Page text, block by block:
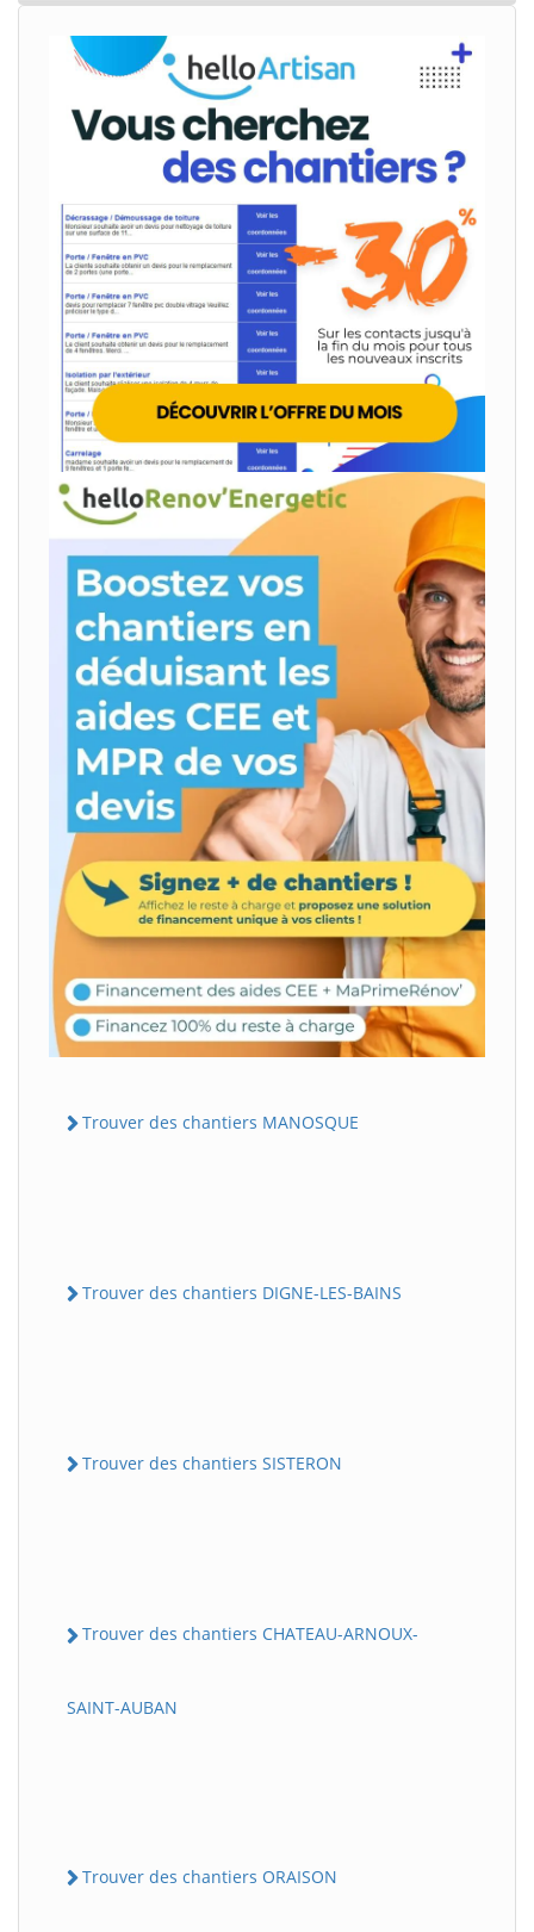
Trouver des chantiers MANOSQUE
Trouver des chantiers DIGNE-LES-BAINS
Trouver des chantiers SISTERON
Trouver des chantiers CHATEAU-ARNOUX-
SAINT-AUBAN
Trouver des chantiers ORAISON